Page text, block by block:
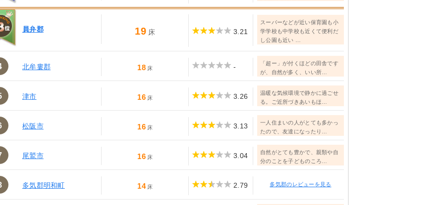
員弁郡 19 床 3.21
スーパーなどが近い保育園も小
学学校も中学校も近くて便利だ
し公園も近い …
北牟婁郡 18 床 -
「超ー」が付くほどの田舎です
が、自然が多く、いい所…
津市 16 床 3.26
温暖な気候環境で静かに過ごせ
る。ご近所づきあいもほ…
松阪市 16 床 3.13
一人住まいの人がとても多かっ
たので、友達になったり…
尾鷲市 16 床 3.04
自然がとても豊かで、親類や自
分のことを子どものころ…
多気郡明和町 14床 2.79 多気郡のレビューを見る